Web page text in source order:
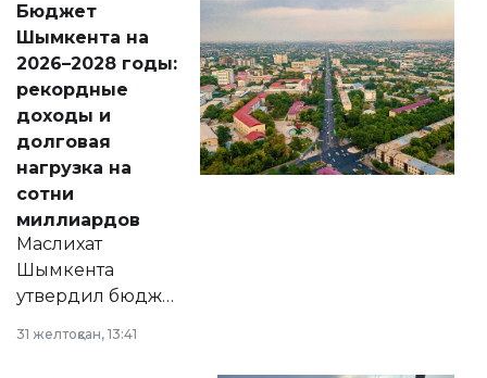
народу
Венесуэлы.
Бюджет
Шымкента на
2026–2028 годы:
рекордные
доходы и
долговая
нагрузка на
сотни
миллиардов
Маслихат
Шымкента
утвердил бюджет
2028 годы.
31 желтоқсан, 13:41